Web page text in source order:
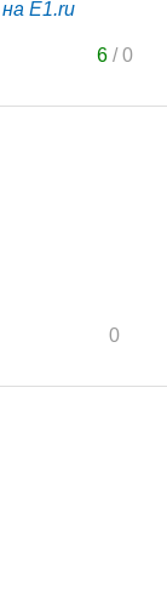
E1.ru
6/0
0